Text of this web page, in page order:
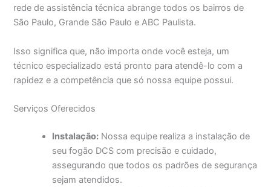
rede de assistência técnica abrange todos os bairros de
São Paulo, Grande São Paulo e ABC Paulista.
Isso significa que, não importa onde você esteja, um
técnico especializado está pronto para atendê-lo com a
rapidez e a competência que só nossa equipe possui.
Serviços Oferecidos
Instalação: Nossa equipe realiza a instalação de
seu fogão DCS com precisão e cuidado,
assegurando que todos os padrões de segurança
sejam atendidos.